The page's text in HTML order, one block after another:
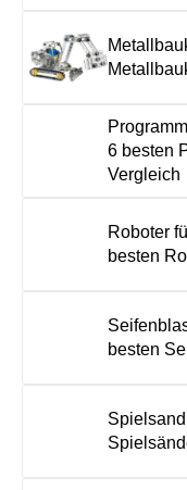
6 besten
Vergleich
Roboter
besten
besten